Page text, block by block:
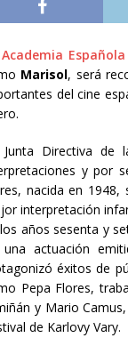
Academia
Marisol, será
del cine
Directiva de
y por
nacida en
interpretación
años sesenta y
actuación
éxitos de
Pepa Flores,
y Mario
de Karlovy Vary.